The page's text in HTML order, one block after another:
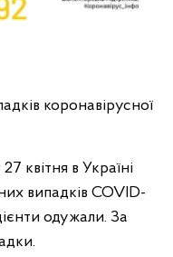
коронавірусної
квітня в Україні
випадків COVID-
одужали. За